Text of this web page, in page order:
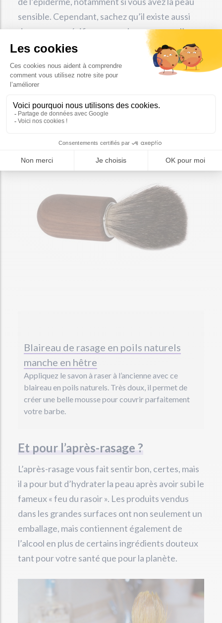
sensible. Cependant, sachez qu’il existe aussi
des savons spécifiques pour le rasage que l’on
appelle tout simplement des pains de rasage. Ce
type de produit va vous obliger à utiliser un
blaireau et éventuellement un bol de rasage. Là
Blaireau de rasage en poils naturels
manche en hêtre
Appliquez le savon à raser à l’ancienne avec ce
blaireau en poils naturels. Très doux, il permet de
créer une belle mousse pour couvrir parfaitement
votre barbe.
Et pour l’après-rasage ?
L’après-rasage vous fait sentir bon, certes, mais
il a pour but d’hydrater la peau après avoir subi le
fameux « feu du rasoir ». Les produits vendus
dans les grandes surfaces ont non seulement un
emballage, mais contiennent également de
l’alcool en plus de certains ingrédients douteux
tant pour votre santé que pour la planète.